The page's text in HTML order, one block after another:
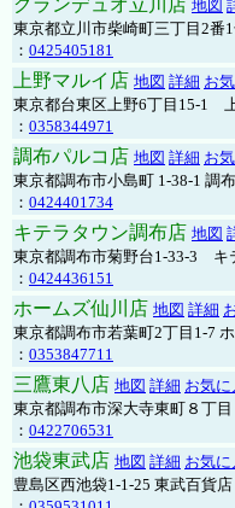
グランデュオ立川店 地図
東京都立川市柴崎町三丁目2番
： 0425405181
上野マルイ店 地図 詳細 お
東京都台東区上野6丁目15-1
： 0358344971
調布パルコ店 地図 詳細 お
東京都調布市小島町 1-38-1 調
： 0424401734
キテラタウン調布店 地図
東京都調布市菊野台1-33-3 キ
： 0424436151
ホームズ仙川店 地図 詳細
東京都調布市若葉町2丁目1-7
： 0353847711
三鷹東八店 地図 詳細 お気
東京都調布市深大寺東町８丁目
： 0422706531
池袋東武店 地図 詳細 お気
豊島区西池袋1-1-25 東武百